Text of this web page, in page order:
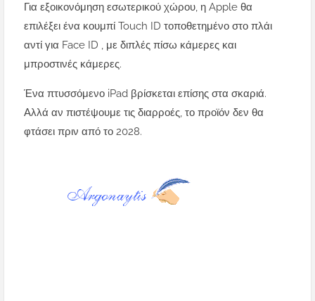
Για εξοικονόμηση εσωτερικού χώρου, η Apple θα
επιλέξει ένα κουμπί Touch ID τοποθετημένο στο πλάι
αντί για Face ID , με διπλές πίσω κάμερες και
μπροστινές κάμερες.
Ένα πτυσσόμενο iPad βρίσκεται επίσης στα σκαριά.
Αλλά αν πιστέψουμε τις διαρροές, το προϊόν δεν θα
φτάσει πριν από το 2028.